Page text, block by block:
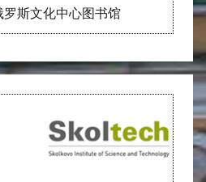
罗斯文化中心图书馆